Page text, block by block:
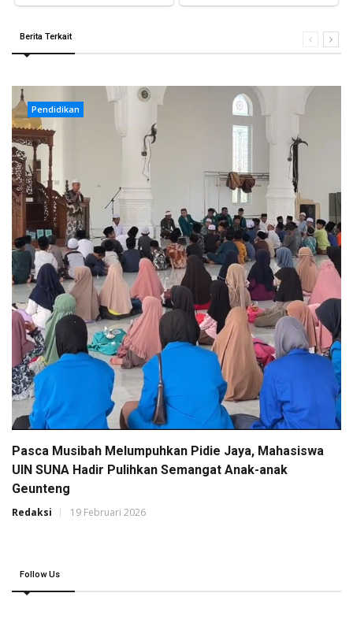
Berita Terkait
Pendidikan
Pasca Musibah Melumpuhkan Pidie Jaya, Mahasiswa
UIN SUNA Hadir Pulihkan Semangat Anak-anak
Geunteng
Redaksi 19 Februari 2026
Follow Us